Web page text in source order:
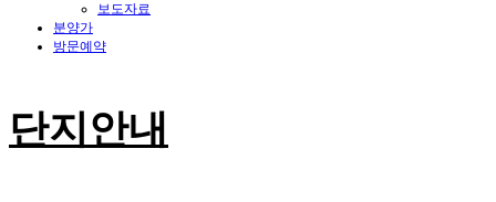
보도자료
분양가
방문예약
단지안내